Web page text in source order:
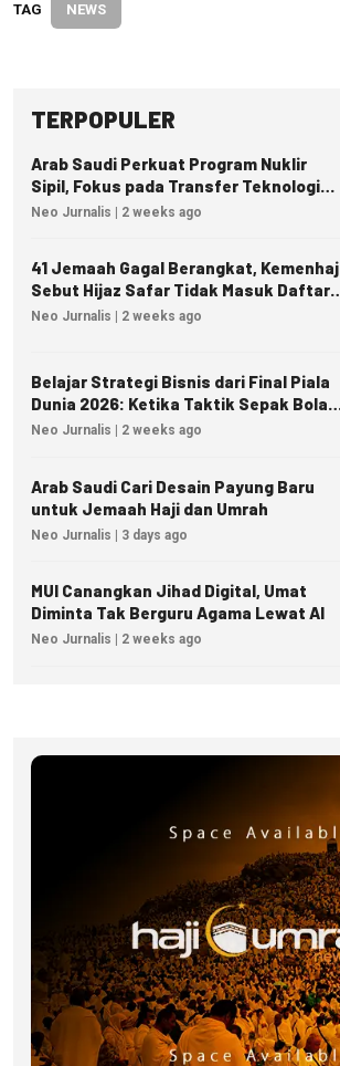
TAG NEWS
TERPOPULER
Arab Saudi Perkuat Program Nuklir
Sipil, Fokus pada Transfer Teknologi
dan Kedaulatan Energi
Neo Jurnalis | 2 weeks ago
41 Jemaah Gagal Berangkat, Kemenhaj
Sebut Hijaz Safar Tidak Masuk Daftar
Resmi PPIU
Neo Jurnalis | 2 weeks ago
Belajar Strategi Bisnis dari Final Piala
Dunia 2026: Ketika Taktik Sepak Bola
Menjadi Inspirasi Kesuksesan Bisnis
Neo Jurnalis | 2 weeks ago
Arab Saudi Cari Desain Payung Baru
untuk Jemaah Haji dan Umrah
Neo Jurnalis | 3 days ago
MUI Canangkan Jihad Digital, Umat
Diminta Tak Berguru Agama Lewat AI
Neo Jurnalis | 2 weeks ago